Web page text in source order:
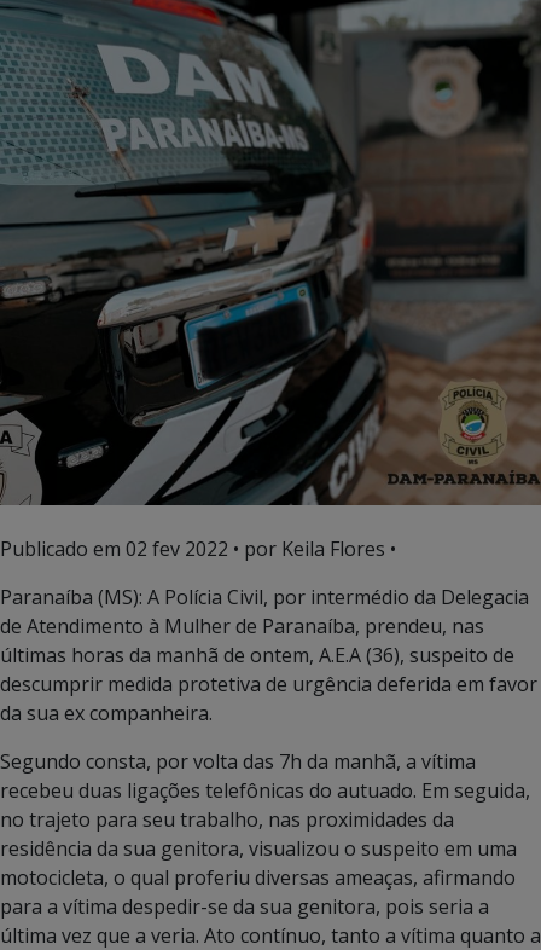
Publicado em 02 fev 2022 • por Keila Flores •
Paranaíba (MS): A Polícia Civil, por intermédio da Delegacia
de Atendimento à Mulher de Paranaíba, prendeu, nas
últimas horas da manhã de ontem, A.E.A (36), suspeito de
descumprir medida protetiva de urgência deferida em favor
da sua ex companheira.
Segundo consta, por volta das 7h da manhã, a vítima
recebeu duas ligações telefônicas do autuado. Em seguida,
no trajeto para seu trabalho, nas proximidades da
residência da sua genitora, visualizou o suspeito em uma
motocicleta, o qual proferiu diversas ameaças, afirmando
para a vítima despedir-se da sua genitora, pois seria a
última vez que a veria. Ato contínuo, tanto a vítima quanto a